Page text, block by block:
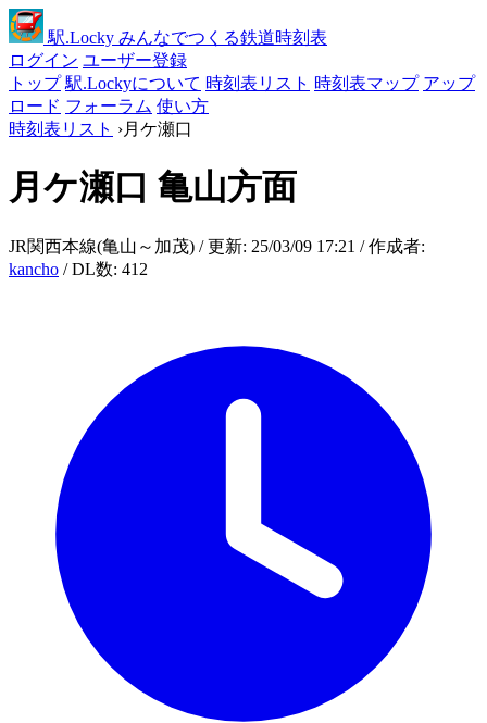
駅.Locky みんなでつくる鉄道時刻表
ログイン ユーザー登録
トップ 駅.Lockyについて 時刻表リスト 時刻表マップ アップ
ロード フォーラム 使い方
時刻表リスト ›月ケ瀬口
月ケ瀬口 亀山方面
JR関西本線(亀山～加茂) / 更新: 25/03/09 17:21 / 作成者:
kancho / DL数: 412